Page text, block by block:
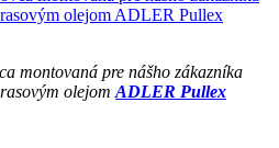
montovaná pre nášho zákazníka
olejom ADLER Pullex